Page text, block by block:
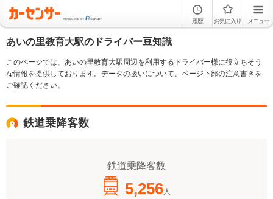
履歴 お気に入り メニュー
あいの里教育大駅のドライバー豆知識
このページでは、あいの里教育大駅周辺を利用するドライバー様に役立ちそう
な情報を提供しております。データの扱いについて、ページ下部の注意書きを
ご確認ください。
鉄道乗降客数
鉄道乗降客数
5,256人